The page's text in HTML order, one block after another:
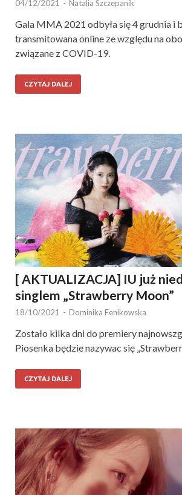
04/12/2021 - Natalia Szczepanik
Gala MMA 2021 odbyła się 4 grudnia i
transmitowana online ze względu na
związane z COVID-19.
CZYTAJ DALEJ
[ AKTUALIZACJA] IU już
singlem „Strawberry Moon”
18/10/2021 - Dominika Fenikowska
Zostało kilka dni do premiery
Piosenka będzie nazywac się
CZYTAJ DALEJ